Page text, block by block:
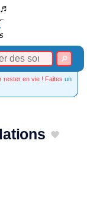
rester en vie ! Faites un